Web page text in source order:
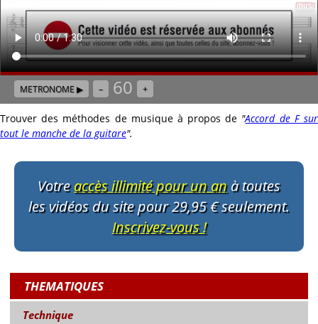
METRONOME ▶ – 60 +
Trouver des méthodes de musique à propos de "Accord de F sur
tout le manche de la guitare".
Votreaccès illimité pour un anà toutes
les vidéos du site pour 29,95 € seulement.
Inscrivez-vous !
THEMATIQUES
Technique